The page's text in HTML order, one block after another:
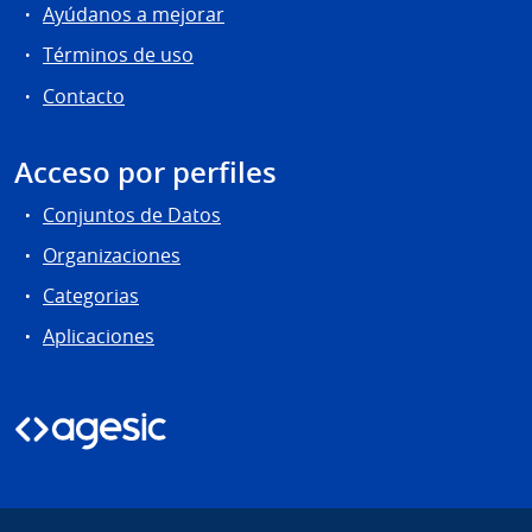
Ayúdanos a mejorar
Términos de uso
Contacto
Acceso por perfiles
Conjuntos de Datos
Organizaciones
Categorias
Aplicaciones